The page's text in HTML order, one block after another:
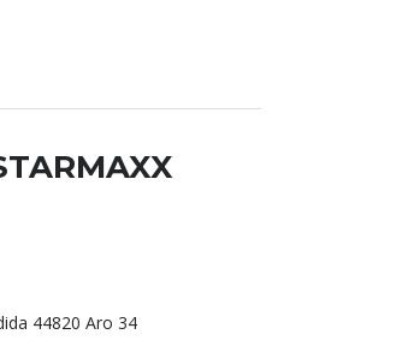
44820 Aro 34